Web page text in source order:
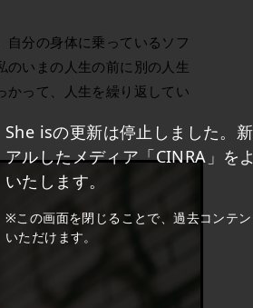
She isの更新は停止しました。
アルしたメディア「CINRA」を
いたします。
※この画面を閉じることで、過去コンテ
いただけます。
分の身体に乗っているソフ
のいまの人生の前に別の人生
かって、人生を繰り返してい